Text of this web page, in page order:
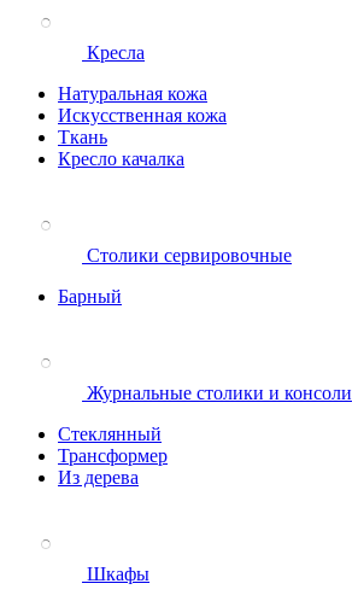
Кресла
Натуральная кожа
Искусственная кожа
Ткань
Кресло качалка
Столики сервировочные
Барный
Журнальные столики и консоли
Стеклянный
Трансформер
Из дерева
Шкафы